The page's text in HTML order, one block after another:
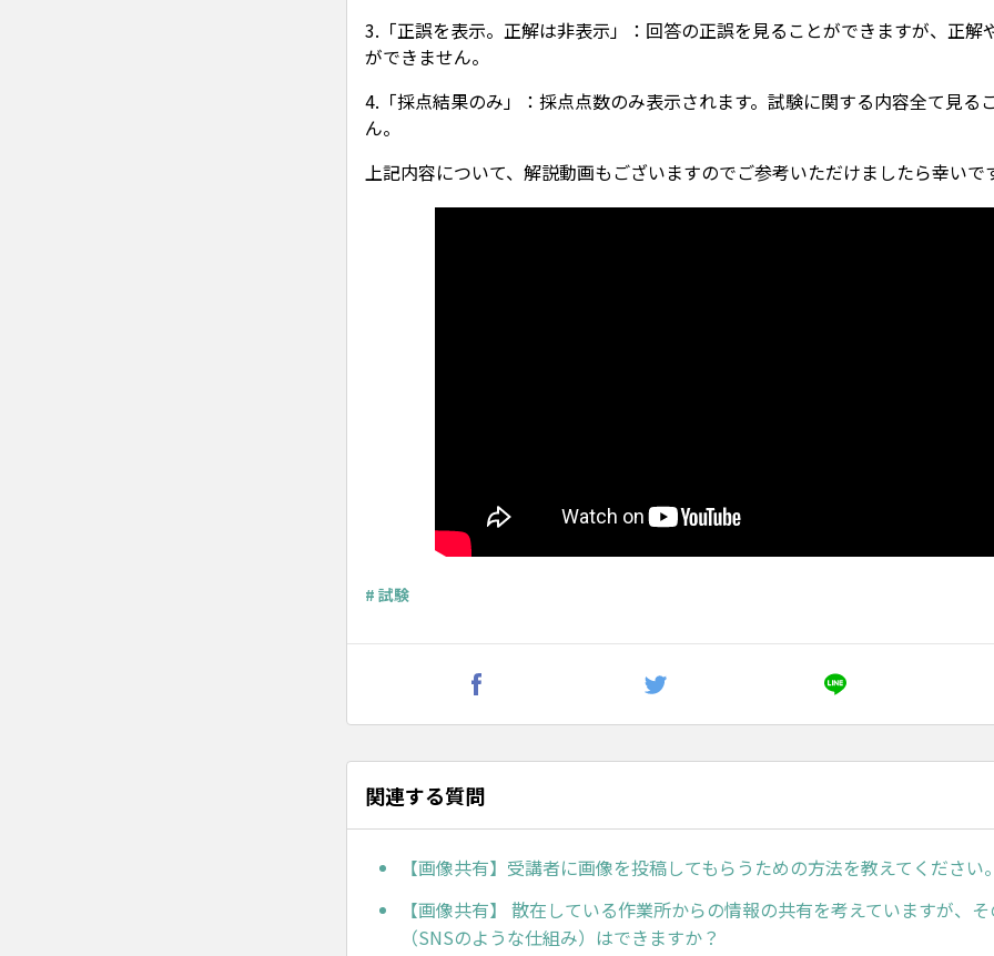
3.「正誤を表示。正解は非表示」：回答の正誤を見ることができますが、正解
ができません。
4.「採点結果のみ」：採点点数のみ表示されます。試験に関する内容全て見る
ん。
上記内容について、解説動画もございますのでご参考いただけましたら幸いで
# 試験
関連する質問
【画像共有】受講者に画像を投稿してもらうための方法を教えてください
【画像共有】 散在している作業所からの情報の共有を考えていますが、
（SNSのような仕組み）はできますか？